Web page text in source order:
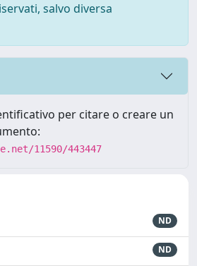
salvo diversa
per citare o creare un
11590/443447
ND
ND